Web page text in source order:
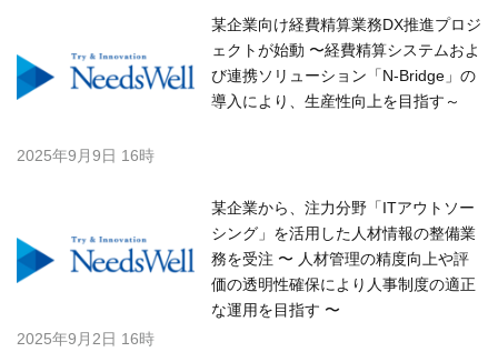
某企業向け経費精算業務DX推進プロジ
ェクトが始動 〜経費精算システムおよ
び連携ソリューション「N-Bridge」の
導入により、生産性向上を目指す～
2025年9月9日 16時
某企業から、注力分野「ITアウトソー
シング」を活用した人材情報の整備業
務を受注 〜 人材管理の精度向上や評
価の透明性確保により人事制度の適正
な運用を目指す 〜
2025年9月2日 16時